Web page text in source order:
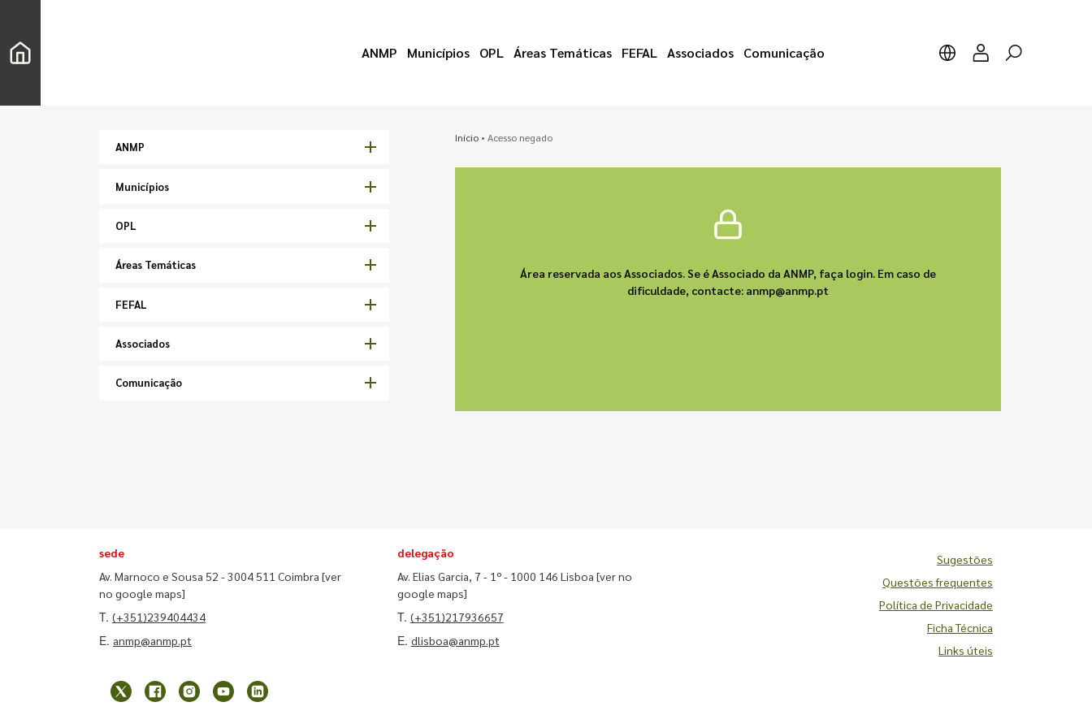
ANMP Municípios OPL Áreas Temáticas FEFAL Associados Comunicação
ANMP
Municípios
OPL
Áreas Temáticas
FEFAL
Associados
Comunicação
Início• Acesso negado
Área reservada aos Associados. Se é Associado da ANMP, faça login. Em caso de
dificuldade, contacte: anmp@anmp.pt
sede
Av. Marnoco e Sousa 52 - 3004 511 Coimbra [ver
no google maps]
T. (+351)239404434
E. anmp@anmp.pt
delegação
Av. Elias Garcia, 7 - 1º - 1000 146 Lisboa [ver no
google maps]
T. (+351)217936657
E. dlisboa@anmp.pt
Sugestões
Questões frequentes
Política de Privacidade
Ficha Técnica
Links úteis